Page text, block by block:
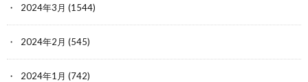
2024年3月 (1544)
2024年2月 (545)
2024年1月 (742)